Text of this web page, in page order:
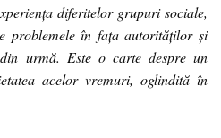
diferitelor grupuri sociale,
problemele în fața autorităților și
urmă. Este o carte despre un
acelor vremuri, oglindită în